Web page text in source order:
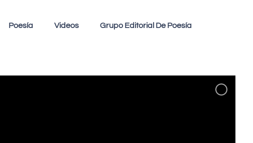
Poesía Videos Grupo Editorial De Poesía